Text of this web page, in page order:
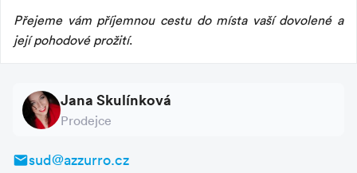
Přejeme vám příjemnou cestu do místa vaší dovolené a
její pohodové prožití.
Jana Skulínková
Prodejce
sud@azzurro.cz